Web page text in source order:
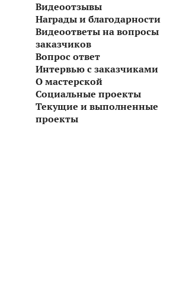
Видеоотзывы
Награды и благодарности
Видеоответы на вопросы
заказчиков
Вопрос ответ
Интервью с заказчиками
О мастерской
Социальные проекты
Текущие и выполненные
проекты